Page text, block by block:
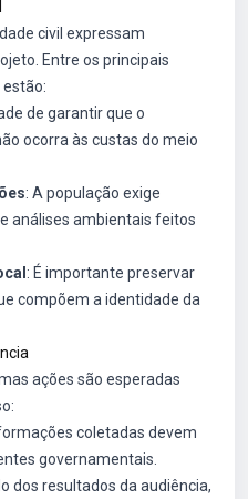
civil expressam
Entre os principais
de garantir que o
ocorra às custas do meio
: A população exige
análises ambientais feitos
: É importante preservar
compõem a identidade da
ações são esperadas
coletadas devem
governamentais.
dos resultados da audiência,